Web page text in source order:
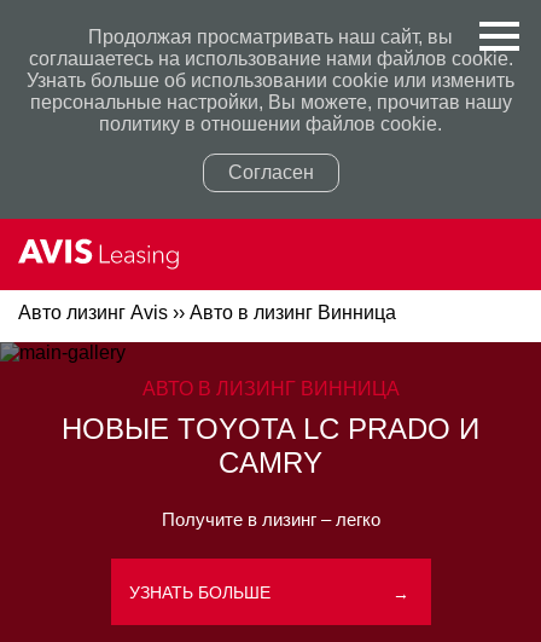
Продолжая просматривать наш сайт, вы
соглашаетесь на использование нами файлов cookie.
Узнать больше об использовании cookie или изменить
персональные настройки, Вы можете, прочитав нашу
политику в отношении файлов cookie.
Согласен
Авто лизинг Avis ›› Авто в лизинг Винница
АВТО В ЛИЗИНГ ВИННИЦА
НОВЫЕ TOYOTA LC PRADO И
CAMRY
Получите в лизинг – легко
УЗНАТЬ БОЛЬШЕ →
Политикой конфиденциальности
Политикой конфиденциальности